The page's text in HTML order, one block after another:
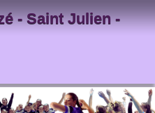
- Saint Julien -